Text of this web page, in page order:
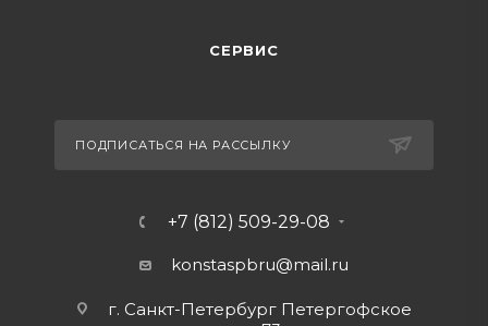
СЕРВИС
ПОДПИСАТЬСЯ НА РАССЫЛКУ
+7 (812) 509-29-08
konstaspbru@mail.ru
г. Санкт-Петербург Петергофское